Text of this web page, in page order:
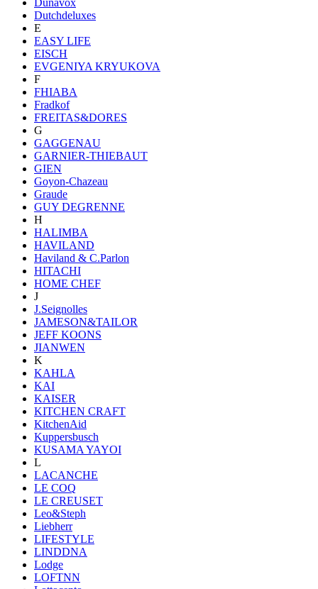
Dutchdeluxes
E
EASY LIFE
EISCH
EVGENIYA KRYUKOVA
F
FHIABA
Fradkof
FREITAS&DORES
G
GAGGENAU
GARNIER-THIEBAUT
GIEN
Goyon-Chazeau
Graude
GUY DEGRENNE
H
HALIMBA
HAVILAND
Haviland & C.Parlon
HITACHI
HOME CHEF
J
J.Seignolles
JAMESON&TAILOR
JEFF KOONS
JIANWEN
K
KAHLA
KAI
KAISER
KITCHEN CRAFT
KitchenAid
Kuppersbusch
KUSAMA YAYOI
L
LACANCHE
LE COQ
LE CREUSET
Leo&Steph
Liebherr
LIFESTYLE
LINDDNA
Lodge
LOFTNN